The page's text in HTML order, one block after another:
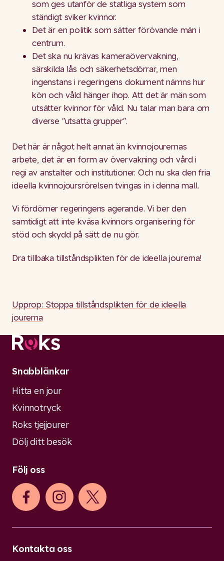
som ges utanför de statliga system som
ständigt sviker kvinnor.
Det är en politik som sätter förövande män i
centrum.
Det ska nu krävas kameraövervakning,
särskilda lås och säkerhetsdörrar, men
ingenstans i regeringens dokument nämns hur
kön och våld hänger ihop. Att det är män som
utsätter kvinnor för våld. Nu talar man bara om
diverse "utsatta grupper".
Det här är något helt annat än kvinnojourernas
arbete, det är en form av övervakning och vård i
regi av anstalter och institutioner. Och nu ska den fria
ideella kvinnojoursrörelsen tvingas in i denna mall.
Vi fördömer regeringens agerande. Vi ber den
samtidigt att inte kväsa kvinnors organisering för
stöd och skydd på sätt de nu gör.
Dra tillbaka tillståndsplikten för de ideella jourerna!
Upprop: Stoppa tillståndsplikten för de ideella
jourerna
Snabblänkar
Hitta en jour
Kvinnotryck
Roks tjejjourer
Dölj ditt besök
Följ oss
Kontakta oss